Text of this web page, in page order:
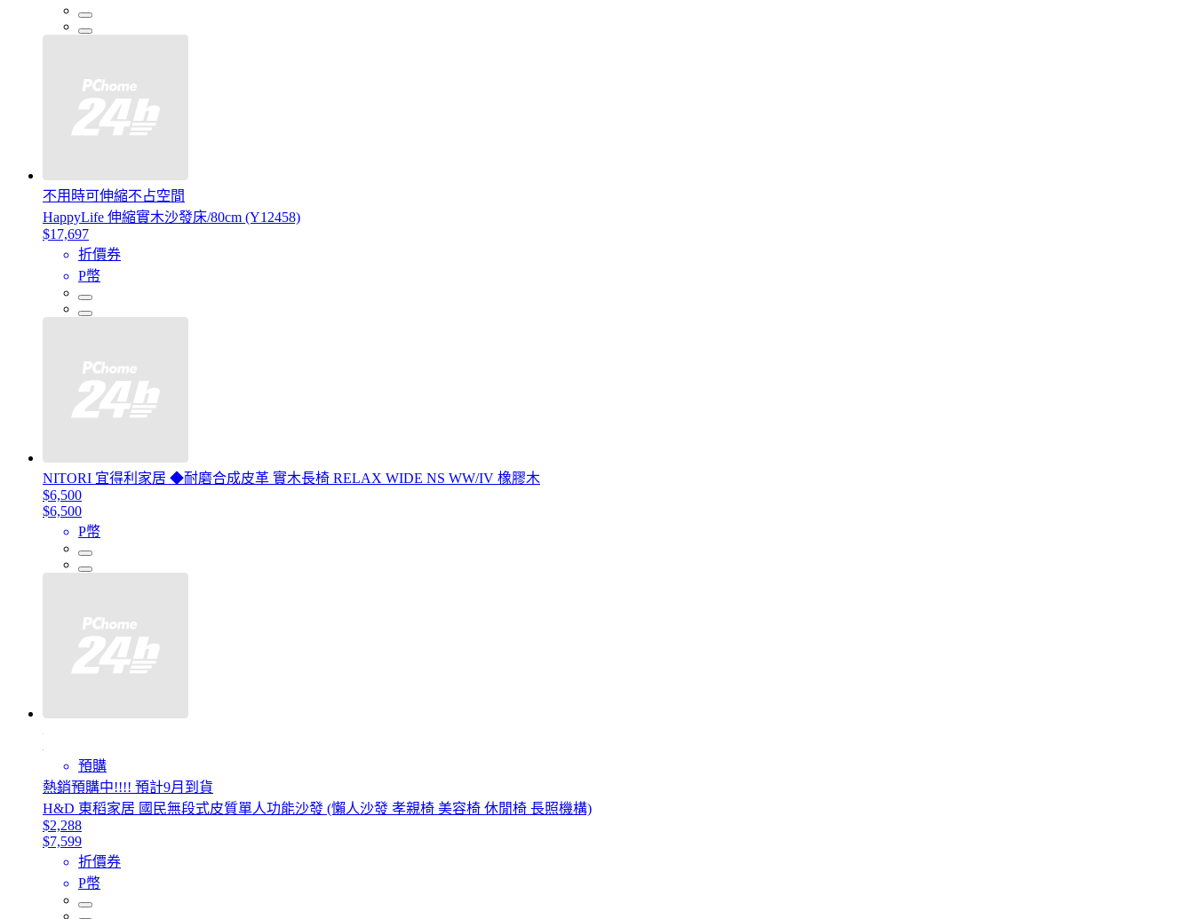
不用時可伸縮不占空間
HappyLife 伸縮實木沙發床/80cm (Y12458)
$17,697
折價券
P幣
NITORI 宜得利家居 ◆耐磨合成皮革 實木長椅 RELAX WIDE NS WW/IV 橡膠木
$6,500
$6,500
P幣
預購
熱銷預購中!!!! 預計9月到貨
H&D 東稻家居 國民無段式皮質單人功能沙發 (懶人沙發 孝親椅 美容椅 休閒椅 長照機構)
$2,288
$7,599
折價券
P幣